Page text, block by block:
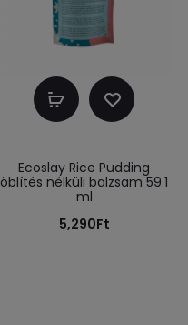
Kosárba
Ecoslay Rice Pudding
öblítés nélküli balzsam 59.1
ml
5,290Ft